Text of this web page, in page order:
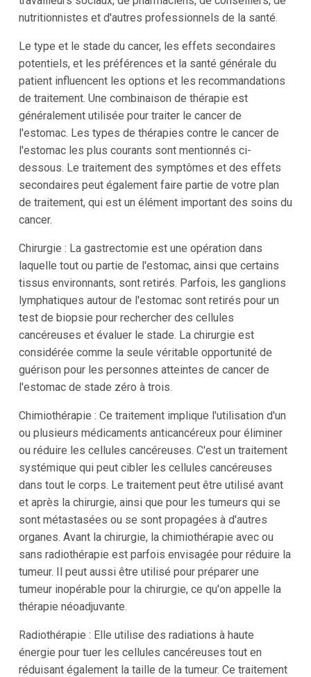
nutritionnistes et d'autres professionnels de la santé.
Le type et le stade du cancer, les effets secondaires
potentiels, et les préférences et la santé générale du
patient influencent les options et les recommandations
de traitement. Une combinaison de thérapie est
généralement utilisée pour traiter le cancer de
l'estomac. Les types de thérapies contre le cancer de
l'estomac les plus courants sont mentionnés ci-
dessous. Le traitement des symptômes et des effets
secondaires peut également faire partie de votre plan
de traitement, qui est un élément important des soins du
cancer.
Chirurgie : La gastrectomie est une opération dans
laquelle tout ou partie de l'estomac, ainsi que certains
tissus environnants, sont retirés. Parfois, les ganglions
lymphatiques autour de l'estomac sont retirés pour un
test de biopsie pour rechercher des cellules
cancéreuses et évaluer le stade. La chirurgie est
considérée comme la seule véritable opportunité de
guérison pour les personnes atteintes de cancer de
l'estomac de stade zéro à trois.
Chimiothérapie : Ce traitement implique l'utilisation d'un
ou plusieurs médicaments anticancéreux pour éliminer
ou réduire les cellules cancéreuses. C'est un traitement
systémique qui peut cibler les cellules cancéreuses
dans tout le corps. Le traitement peut être utilisé avant
et après la chirurgie, ainsi que pour les tumeurs qui se
sont métastasées ou se sont propagées à d'autres
organes. Avant la chirurgie, la chimiothérapie avec ou
sans radiothérapie est parfois envisagée pour réduire la
tumeur. Il peut aussi être utilisé pour préparer une
tumeur inopérable pour la chirurgie, ce qu'on appelle la
thérapie néoadjuvante.
Radiothérapie : Elle utilise des radiations à haute
énergie pour tuer les cellules cancéreuses tout en
réduisant également la taille de la tumeur. Ce traitement